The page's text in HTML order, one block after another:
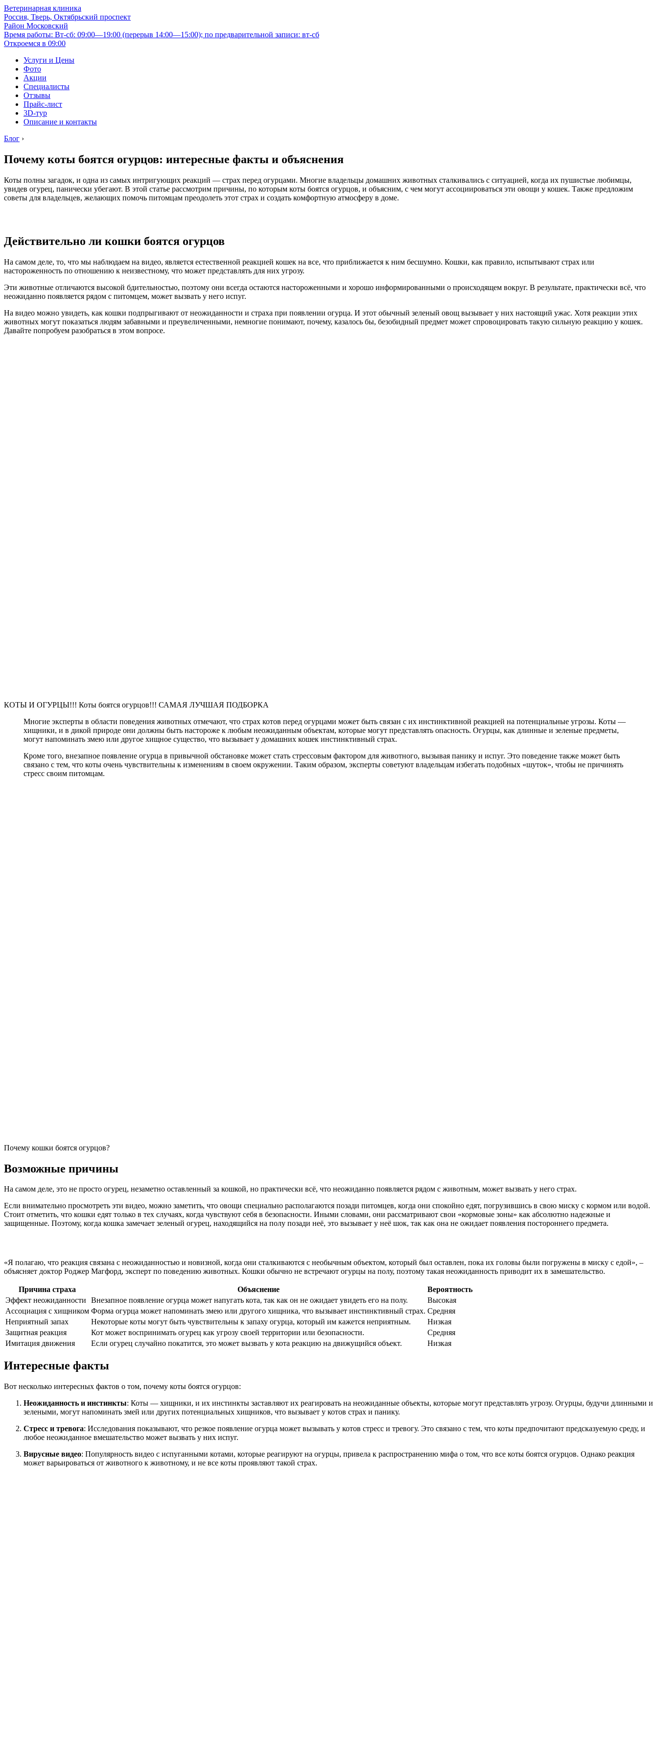
Ветеринарная клиника
Россия, Тверь, Октябрьский проспект
Район Московский
Время работы: Вт-сб: 09:00—19:00 (перерыв 14:00—15:00); по предварительной записи: вт-сб
Откроемся в 09:00
Услуги и Цены
Фото
Акции
Специалисты
Отзывы
Прайс-лист
3D-тур
Описание и контакты
Блог ›
Почему коты боятся огурцов: интересные факты и объяснения
Коты полны загадок, и одна из самых интригующих реакций — страх перед огурцами. Многие владельцы домашних животных сталкивались с ситуацией, когда их пушистые любимцы,
увидев огурец, панически убегают. В этой статье рассмотрим причины, по которым коты боятся огурцов, и объясним, с чем могут ассоциироваться эти овощи у кошек. Также предложим
советы для владельцев, желающих помочь питомцам преодолеть этот страх и создать комфортную атмосферу в доме.
Действительно ли кошки боятся огурцов
На самом деле, то, что мы наблюдаем на видео, является естественной реакцией кошек на все, что приближается к ним бесшумно. Кошки, как правило, испытывают страх или
настороженность по отношению к неизвестному, что может представлять для них угрозу.
Эти животные отличаются высокой бдительностью, поэтому они всегда остаются настороженными и хорошо информированными о происходящем вокруг. В результате, практически всё, что
неожиданно появляется рядом с питомцем, может вызвать у него испуг.
На видео можно увидеть, как кошки подпрыгивают от неожиданности и страха при появлении огурца. И этот обычный зеленый овощ вызывает у них настоящий ужас. Хотя реакции этих
животных могут показаться людям забавными и преувеличенными, немногие понимают, почему, казалось бы, безобидный предмет может спровоцировать такую сильную реакцию у кошек.
Давайте попробуем разобраться в этом вопросе.
КОТЫ И ОГУРЦЫ!!! Коты боятся огурцов!!! САМАЯ ЛУЧШАЯ ПОДБОРКА
Многие эксперты в области поведения животных отмечают, что страх котов перед огурцами может быть связан с их инстинктивной реакцией на потенциальные угрозы. Коты —
хищники, и в дикой природе они должны быть настороже к любым неожиданным объектам, которые могут представлять опасность. Огурцы, как длинные и зеленые предметы,
могут напоминать змею или другое хищное существо, что вызывает у домашних кошек инстинктивный страх.
Кроме того, внезапное появление огурца в привычной обстановке может стать стрессовым фактором для животного, вызывая панику и испуг. Это поведение также может быть
связано с тем, что коты очень чувствительны к изменениям в своем окружении. Таким образом, эксперты советуют владельцам избегать подобных «шуток», чтобы не причинять
стресс своим питомцам.
Почему кошки боятся огурцов?
Возможные причины
На самом деле, это не просто огурец, незаметно оставленный за кошкой, но практически всё, что неожиданно появляется рядом с животным, может вызвать у него страх.
Если внимательно просмотреть эти видео, можно заметить, что овощи специально располагаются позади питомцев, когда они спокойно едят, погрузившись в свою миску с кормом или водой.
Стоит отметить, что кошки едят только в тех случаях, когда чувствуют себя в безопасности. Иными словами, они рассматривают свои «кормовые зоны» как абсолютно надежные и
защищенные. Поэтому, когда кошка замечает зеленый огурец, находящийся на полу позади неё, это вызывает у неё шок, так как она не ожидает появления постороннего предмета.
«Я полагаю, что реакция связана с неожиданностью и новизной, когда они сталкиваются с необычным объектом, который был оставлен, пока их головы были погружены в миску с едой», –
объясняет доктор Роджер Магфорд, эксперт по поведению животных. Кошки обычно не встречают огурцы на полу, поэтому такая неожиданность приводит их в замешательство.
Причина страха Объяснение
Вероятность
Эффект неожиданности
Внезапное появление огурца может напугать кота, так как он не ожидает увидеть его на полу.
Высокая
Ассоциация с хищником Форма огурца может напоминать змею или другого хищника, что вызывает инстинктивный страх. Средняя
Неприятный запах
Некоторые коты могут быть чувствительны к запаху огурца, который им кажется неприятным.
Низкая
Защитная реакция
Кот может воспринимать огурец как угрозу своей территории или безопасности.
Средняя
Имитация движения
Если огурец случайно покатится, это может вызвать у кота реакцию на движущийся объект. Низкая
Интересные факты
Вот несколько интересных фактов о том, почему коты боятся огурцов:
Неожиданность и инстинкты: Коты — хищники, и их инстинкты заставляют их реагировать на неожиданные объекты, которые могут представлять угрозу. Огурцы, будучи длинными и
зелеными, могут напоминать змей или других потенциальных хищников, что вызывает у котов страх и панику.
Стресс и тревога: Исследования показывают, что резкое появление огурца может вызывать у котов стресс и тревогу. Это связано с тем, что коты предпочитают предсказуемую среду, и
любое неожиданное вмешательство может вызвать у них испуг.
Вирусные видео: Популярность видео с испуганными котами, которые реагируют на огурцы, привела к распространению мифа о том, что все коты боятся огурцов. Однако реакция
может варьироваться от животного к животному, и не все коты проявляют такой страх.